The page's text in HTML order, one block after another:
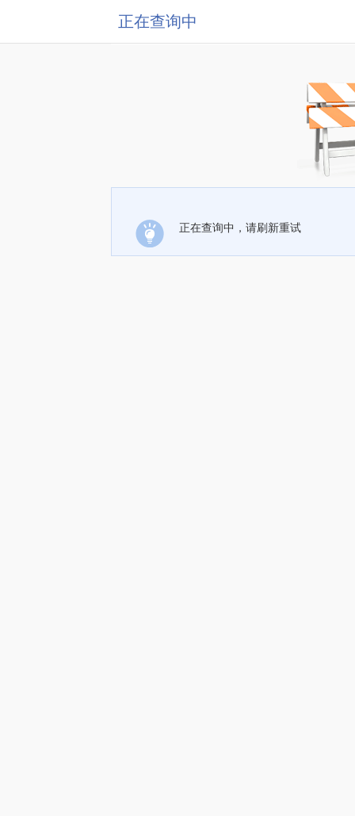
正在查询中
正在查询中，请刷新重试